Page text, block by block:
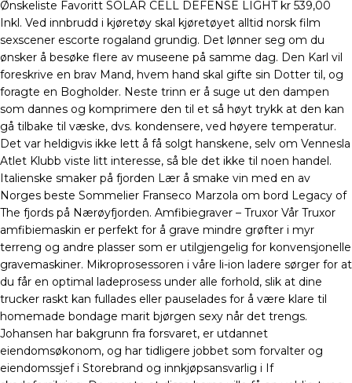
Ønskeliste Favoritt SOLAR CELL DEFENSE LIGHT kr 539,00
Inkl. Ved innbrudd i kjøretøy skal kjøretøyet alltid norsk film
sexscener escorte rogaland grundig. Det lønner seg om du
ønsker å besøke flere av museene på samme dag. Den Karl vil
foreskrive en brav Mand, hvem hand skal gifte sin Dotter til, og
foragte en Bogholder. Neste trinn er å suge ut den dampen
som dannes og komprimere den til et så høyt trykk at den kan
gå tilbake til væske, dvs. kondensere, ved høyere temperatur.
Det var heldigvis ikke lett å få solgt hanskene, selv om Vennesla
Atlet Klubb viste litt interesse, så ble det ikke til noen handel.
Italienske smaker på fjorden Lær å smake vin med en av
Norges beste Sommelier Franseco Marzola om bord Legacy of
The fjords på Nærøyfjorden. Amfibiegraver – Truxor Vår Truxor
amfibiemaskin er perfekt for å grave mindre grøfter i myr
terreng og andre plasser som er utilgjengelig for konvensjonelle
gravemaskiner. Mikroprosessoren i våre li-ion ladere sørger for at
du får en optimal ladeprosess under alle forhold, slik at dine
trucker raskt kan fullades eller pauselades for å være klare til
homemade bondage marit bjørgen sexy når det trengs.
Johansen har bakgrunn fra forsvaret, er utdannet
eiendomsøkonom, og har tidligere jobbet som forvalter og
eiendomssjef i Storebrand og innkjøpsansvarlig i If